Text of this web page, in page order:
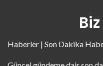
Haberler | Son Dakika